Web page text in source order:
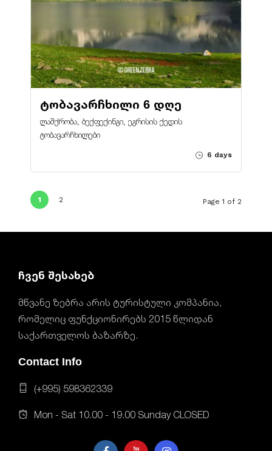
ტობავარჩხილი 6 დღე
ლაშქრობა, ბექფექინგი, ეგრისის ქედის
ტობავარჩხილები
6 days
1 2 Page 1 of 2
ჩვენ შესახებ
მწვანე ზებრა არის ტურისტული კომპანია,
რომელიც ფუნქციონირებს 2015 წლიდან
საქართველოს ბაზარზე.
Contact Info
(+995) 598362339
Mon - Sat 10.00 - 19.00 Sunday CLOSED